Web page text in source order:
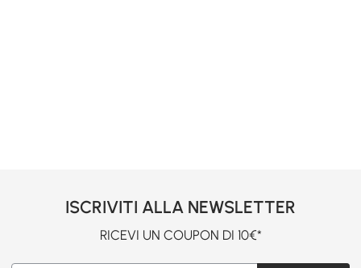
ISCRIVITI ALLA NEWSLETTER
RICEVI UN COUPON DI 10€*